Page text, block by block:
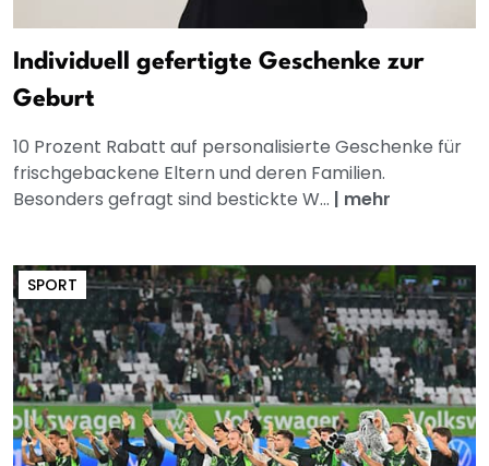
Individuell gefertigte Geschenke zur
Geburt
10 Prozent Rabatt auf personalisierte Geschenke für
frischgebackene Eltern und deren Familien.
Besonders gefragt sind bestickte W... | mehr
SPORT